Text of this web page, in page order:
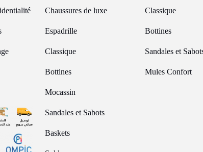
Chaussures de luxe
Espadrille
Classique
Bottines
Mocassin
Sandales et Sabots
Baskets
Classique
Bottines
Sandales et
Mules Confort